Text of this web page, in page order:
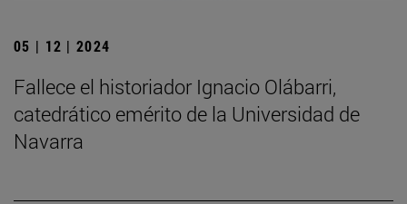
05 | 12 | 2024
Fallece el historiador Ignacio Olábarri,
catedrático emérito de la Universidad de
Navarra